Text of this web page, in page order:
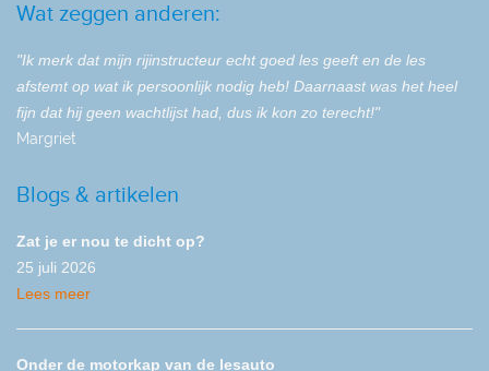
Wat zeggen anderen:
"Ik merk dat mijn rijinstructeur echt goed les geeft en de les
afstemt op wat ik persoonlijk nodig heb! Daarnaast was het heel
fijn dat hij geen wachtlijst had, dus ik kon zo terecht!"
Margriet
Blogs & artikelen
Zat je er nou te dicht op?
25 juli 2026
Lees meer
Onder de motorkap van de lesauto